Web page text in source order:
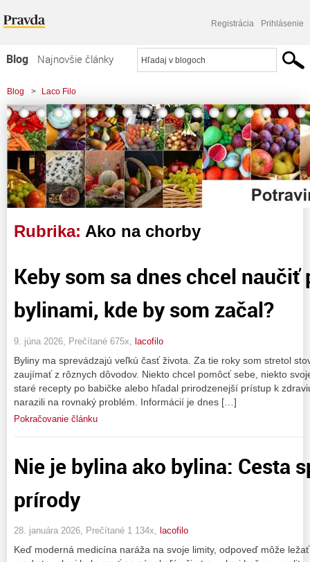
Registrácia Prihlásenie
Blog
Najnovšie články
Najčítanejšie články
Najkomentovanejšie články
Zoznam blogov
Komerčné blogy
Blog > Laco Filo
Rubrika: Ako na chorby
Keby som sa dnes chcel naučiť
bylinami, kde by som začal?
9. júna 2026, Prečítané 675x, lacofilo
Byliny ma sprevádzajú veľkú časť života. Za tie roky som stretol
zaujímať z rôznych dôvodov. Niekto chcel pomôcť sebe, niekto
staré recepty po babičke alebo hľadal prirodzenejší prístup k
narazili na rovnaký problém. Informácií je dnes […]
Pokračovanie článku
Nie je bylina ako bylina: Cesta
prírody
28. januára 2026, Prečítané 1 134x, lacofilo
Keď moderná medicína naráža na svoje limity, odpoveď môže